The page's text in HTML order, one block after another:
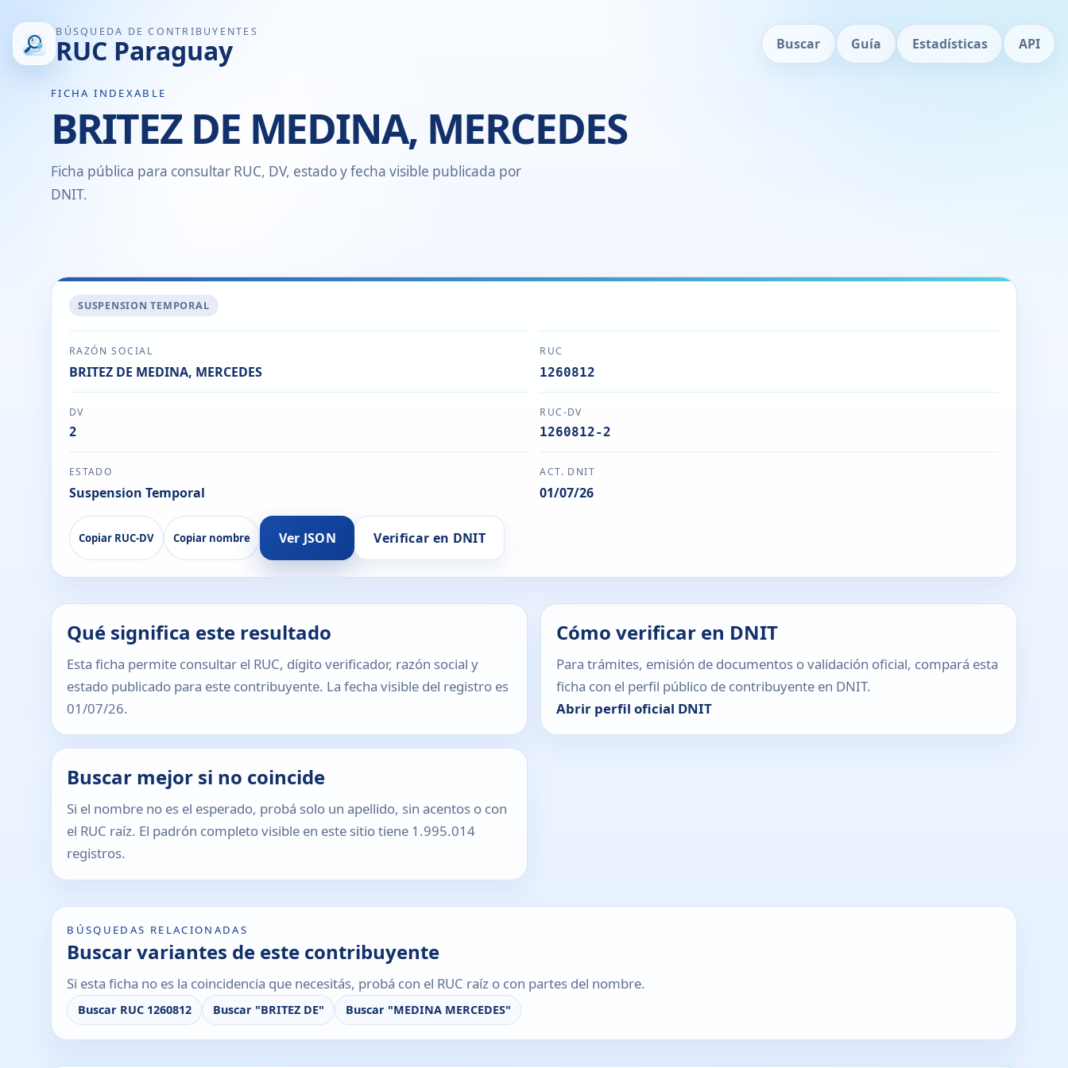
BÚSQUEDA DE CONTRIBUYENTES
RUC Paraguay Buscar Guía Estadísticas API
FICHA INDEXABLE
BRITEZ DE MEDINA, MERCEDES
Ficha pública para consultar RUC, DV, estado y fecha visible publicada por
DNIT.
SUSPENSION TEMPORAL
RAZÓN SOCIAL
BRITEZ DE MEDINA, MERCEDES
RUC
1260812
DV
2
RUC-DV
1260812-2
ESTADO
Suspension Temporal
ACT. DNIT
01/07/26
Copiar RUC-DV Copiar nombre Ver JSON Verificar en DNIT
Qué significa este resultado
Esta ficha permite consultar el RUC, dígito verificador, razón social y
estado publicado para este contribuyente. La fecha visible del registro es
01/07/26.
Cómo verificar en DNIT
Para trámites, emisión de documentos o validación oficial, compará esta
ficha con el perfil público de contribuyente en DNIT.
Abrir perfil oficial DNIT
Buscar mejor si no coincide
Si el nombre no es el esperado, probá solo un apellido, sin acentos o con
el RUC raíz. El padrón completo visible en este sitio tiene 1.995.014
registros.
BÚSQUEDAS RELACIONADAS
Buscar variantes de este contribuyente
Si esta ficha no es la coincidencia que necesitás, probá con el RUC raíz o con partes del nombre.
Buscar RUC 1260812 Buscar "BRITEZ DE" Buscar "MEDINA MERCEDES"